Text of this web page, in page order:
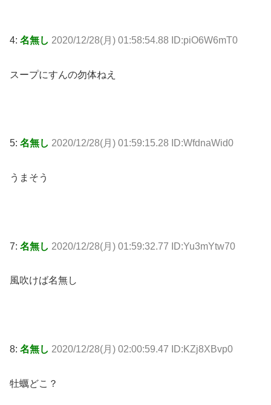
4: 名無し 2020/12/28(月) 01:58:54.88 ID:piO6W6mT0
スープにすんの勿体ねえ
5: 名無し 2020/12/28(月) 01:59:15.28 ID:WfdnaWid0
うまそう
7: 名無し 2020/12/28(月) 01:59:32.77 ID:Yu3mYtw70
風吹けば名無し
8: 名無し 2020/12/28(月) 02:00:59.47 ID:KZj8XBvp0
牡蠣どこ？